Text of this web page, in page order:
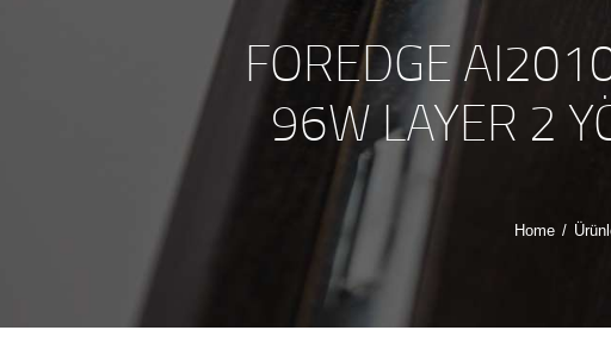
FOREDGE
96W LAYER 2
Home